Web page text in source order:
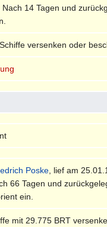
14 Tagen und
versenken oder
Poske , lief am
66 Tagen und
ein.
mit 29.775 BRT